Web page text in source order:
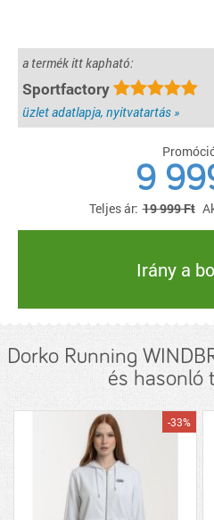
a termék itt kapható:
Sportfactory
üzlet adatlapja, nyitvatartás »
9
Teljes ár: 19 999 Ft
Irány a
Dorko Running
és hasonló
-33%